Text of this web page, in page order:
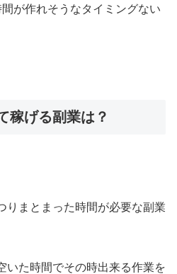
が作れそうなタイミングない
稼げる副業は？
りまとまった時間が必要な副業
いた時間でその時出来る作業を